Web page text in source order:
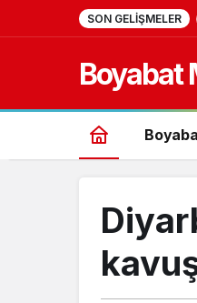
SON GELIŞMELER
Boyabat